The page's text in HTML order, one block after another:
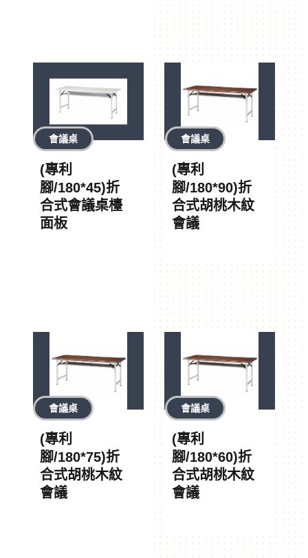
會議桌
(專利
腳/180*45)折
合式會議桌檯
面板
會議桌
(專利
腳/180*90)折
合式胡桃木紋
會議
會議桌
(專利
腳/180*75)折
合式胡桃木紋
會議
會議桌
(專利
腳/180*60)折
合式胡桃木紋
會議